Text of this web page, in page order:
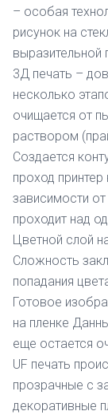
– особая
рисунок на
выразительной
3Д печать –
несколько
очищается от
раствором
Создается
проход
зависимости
проходит над
Цветной слой
Сложность
попадания
Готовое
на пленке
еще остается
UF печать
прозрачные с
декоративные